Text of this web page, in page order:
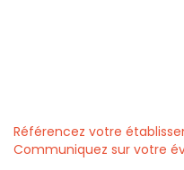
Référencez votre
Communiquez sur votre